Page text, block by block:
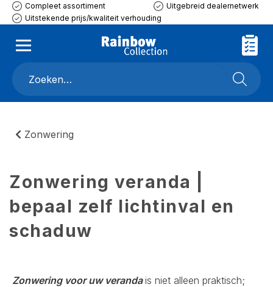
Compleet assortiment
Uitgebreid dealernetwerk
Uitstekende prijs/kwaliteit verhouding
Zonwering
Zonwering veranda |
bepaal zelf lichtinval en
schaduw
Zonwering voor uw verandais niet alleen praktisch;